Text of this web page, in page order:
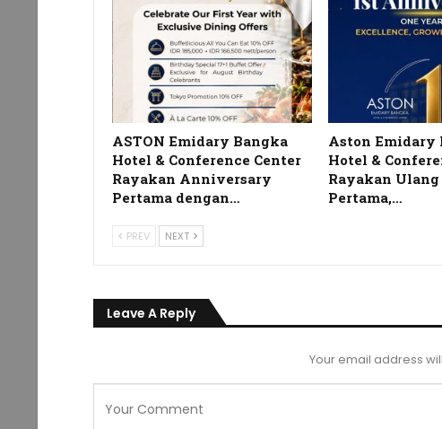
ASTON Emidary Bangka
Hotel & Conference Center
Rayakan Anniversary
Pertama dengan…
Aston Emidary
Hotel &
Rayakan
Pertama,…
PREV NEXT
Leave A Reply
Your email address